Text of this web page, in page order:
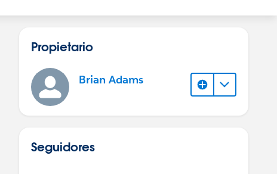
Propietario
Brian Adams
Seguidores